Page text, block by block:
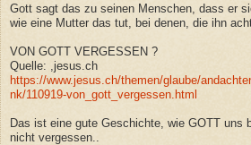
Gott sagt das zu seinen Menschen, dass er
wie eine Mutter das tut, bei denen, die ihn
VON GOTT VERGESSEN ?
Quelle: ,jesus.ch
https://www.jesus.ch/themen/glaube/
nk/110919-von_gott_vergessen.html
Das ist eine gute Geschichte, wie GOTT uns
nicht vergessen..